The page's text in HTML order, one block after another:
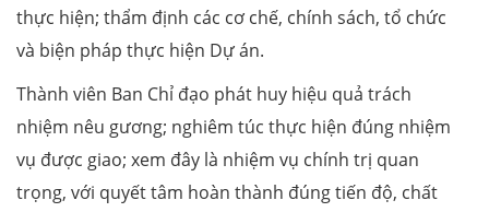
thực hiện; thẩm định các cơ chế, chính sách, tổ chức
và biện pháp thực hiện Dự án.
Thành viên Ban Chỉ đạo phát huy hiệu quả trách
nhiệm nêu gương; nghiêm túc thực hiện đúng nhiệm
vụ được giao; xem đây là nhiệm vụ chính trị quan
trọng, với quyết tâm hoàn thành đúng tiến độ, chất